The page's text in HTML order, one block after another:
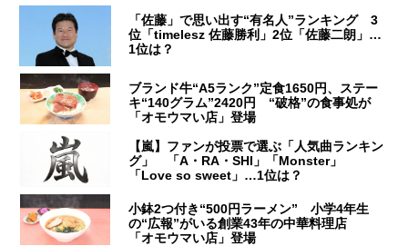
「佐藤」で思い出す“有名人”ランキング 3
位「timelesz 佐藤勝利」2位「佐藤二朗」…
1位は？
ブランド牛“A5ランク”定食1650円、ステー
キ“140グラム”2420円 “破格”の食事処が
「オモウマい店」登場
【嵐】ファンが投票で選ぶ「人気曲ランキン
グ」 「A・RA・SHI」「Monster」
「Love so sweet」…1位は？
小鉢2つ付き“500円ラーメン” 小学4年生
の“広報”がいる創業43年の中華料理店
「オモウマい店」登場